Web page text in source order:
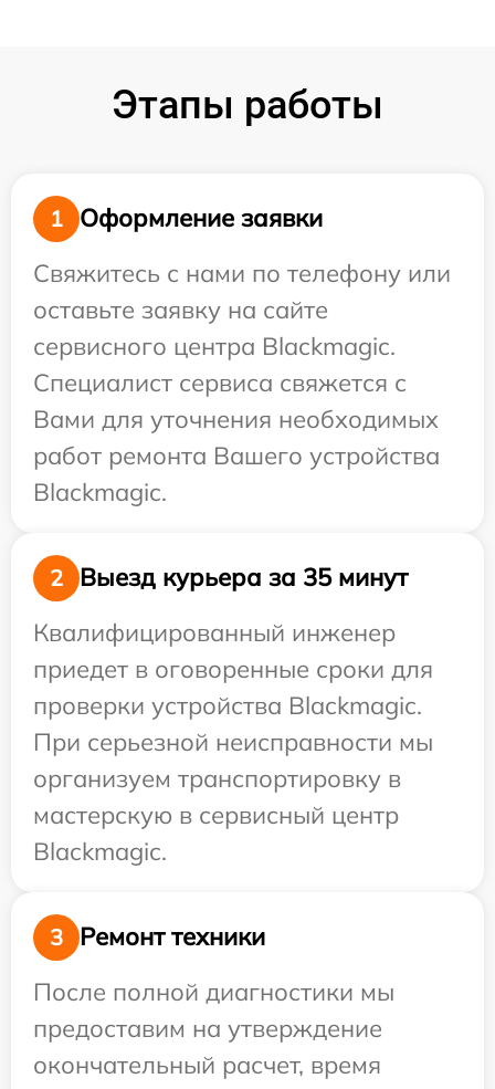
Этапы работы
1
Оформление заявки
Свяжитесь с нами по телефону или
оставьте заявку на сайте
сервисного центра Blackmagic.
Специалист сервиса свяжется с
Вами для уточнения необходимых
работ ремонта Вашего устройства
Blackmagic.
2
Выезд курьера за 35 минут
Квалифицированный инженер
приедет в оговоренные сроки для
проверки устройства Blackmagic.
При серьезной неисправности мы
организуем транспортировку в
мастерскую в сервисный центр
Blackmagic.
3
Ремонт техники
После полной диагностики мы
предоставим на утверждение
окончательный расчет, время